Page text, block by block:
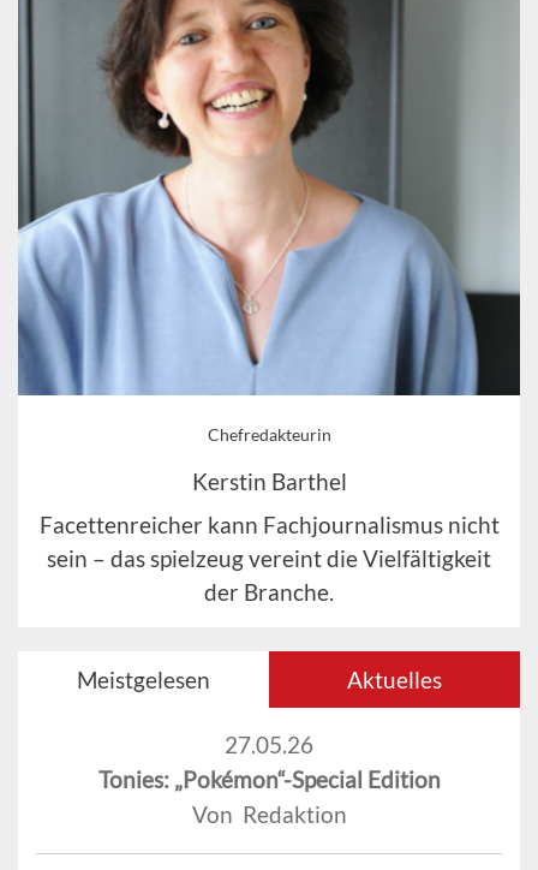
Chefredakteurin
Kerstin Barthel
Facettenreicher kann Fachjournalismus nicht
sein – das spielzeug vereint die Vielfältigkeit
der Branche.
Meistgelesen Aktuelles
27.05.26
Tonies: „Pokémon“-Special Edition
Von Redaktion